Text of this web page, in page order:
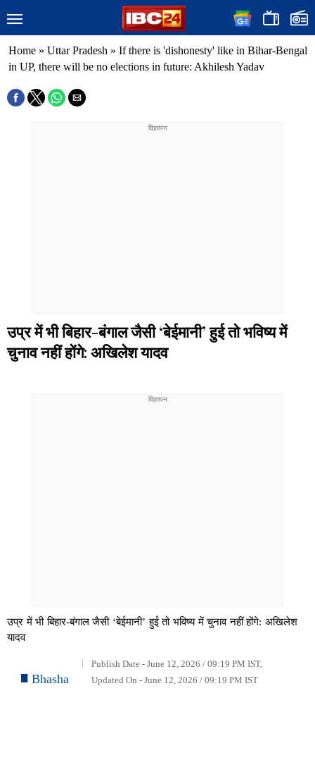
Home » Uttar Pradesh » If there is 'dishonesty' like in Bihar-Bengal
in UP, there will be no elections in future: Akhilesh Yadav
उप्र में भी बिहार-बंगाल जैसी ‘बेईमानी’ हुई तो भविष्य में
चुनाव नहीं होंगे: अखिलेश यादव
उप्र में भी बिहार-बंगाल जैसी ‘बेईमानी’ हुई तो भविष्य में चुनाव नहीं होंगे: अखिलेश
यादव
Bhasha
Publish Date - June 12, 2026 / 09:19 PM IST,
Updated On - June 12, 2026 / 09:19 PM IST